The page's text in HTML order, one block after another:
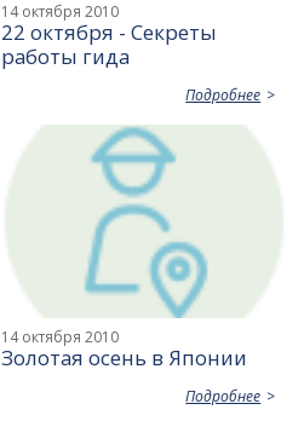
14 октября 2010
22 октября - Секреты
работы гида
Подробнее
14 октября 2010
Золотая осень в Японии
Подробнее